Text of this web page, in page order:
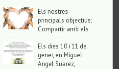
Els nostres
principals objectius;
Compartir amb els
Els dies 10 i 11 de
gener, en Miguel
Angel Suarez,